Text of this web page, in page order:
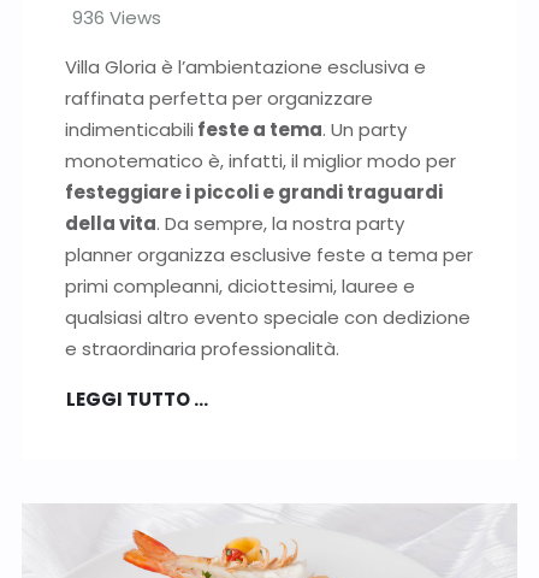
936 Views
Villa Gloria è l’ambientazione esclusiva e
raffinata perfetta per organizzare
indimenticabili feste a tema. Un party
monotematico è, infatti, il miglior modo per
festeggiare i piccoli e grandi traguardi
della vita. Da sempre, la nostra party
planner organizza esclusive feste a tema per
primi compleanni, diciottesimi, lauree e
qualsiasi altro evento speciale con dedizione
e straordinaria professionalità.
LEGGI TUTTO …